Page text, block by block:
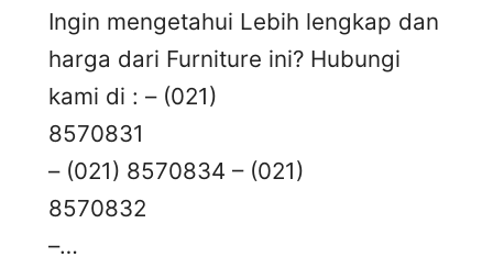
Ingin mengetahui Lebih lengkap dan
harga dari Furniture ini? Hubungi
kami di : – (021)
8570831
– (021) 8570834 – (021)
8570832
–…